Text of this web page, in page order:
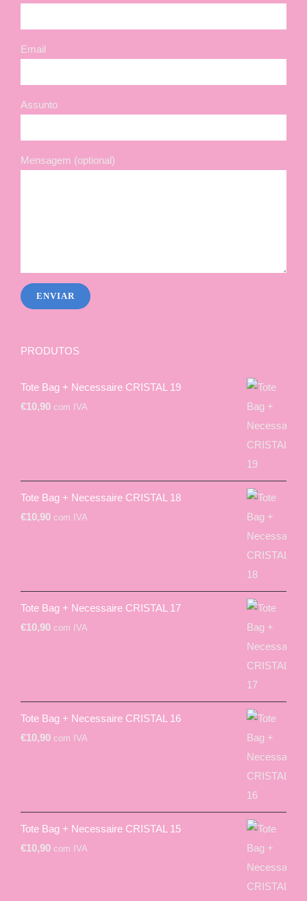
Email
Assunto
Mensagem (optional)
PRODUTOS
Tote Bag + Necessaire CRISTAL 19
€10,90 com IVA
Tote Bag + Necessaire CRISTAL 18
€10,90 com IVA
Tote Bag + Necessaire CRISTAL 17
€10,90 com IVA
Tote Bag + Necessaire CRISTAL 16
€10,90 com IVA
Tote Bag + Necessaire CRISTAL 15
€10,90 com IVA